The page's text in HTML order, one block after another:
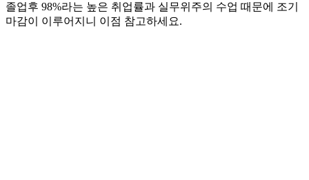
졸업후 98%라는 높은 취업률과 실무위주의 수업 때문에 조기
마감이 이루어지니 이점 참고하세요.